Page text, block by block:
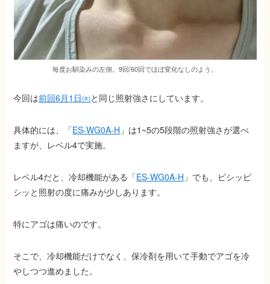
毎度お馴染みの左側。9回/60回でほぼ変化なしのよう。
今回は前回6月1日㈭と同じ照射強さにしています。
具体的には、「ES-WG0A-H 」は1~5の5段階の照射強さが選べ
ますが、レベル4で実施。
レベル4だと、冷却機能がある「ES-WG0A-H 」でも、ピシッピ
シッと照射の度に痛みが少しあります。
特にアゴは痛いのです。
そこで、冷却機能だけでなく、保冷剤を用いて手動でアゴを冷
やしつつ進めました。